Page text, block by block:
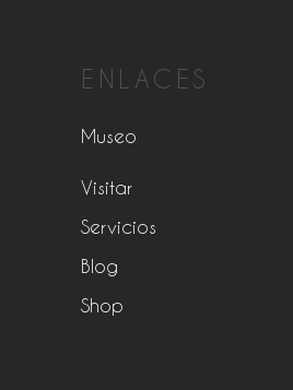
ENLACES
Museo
Visitar
Servicios
Blog
Shop